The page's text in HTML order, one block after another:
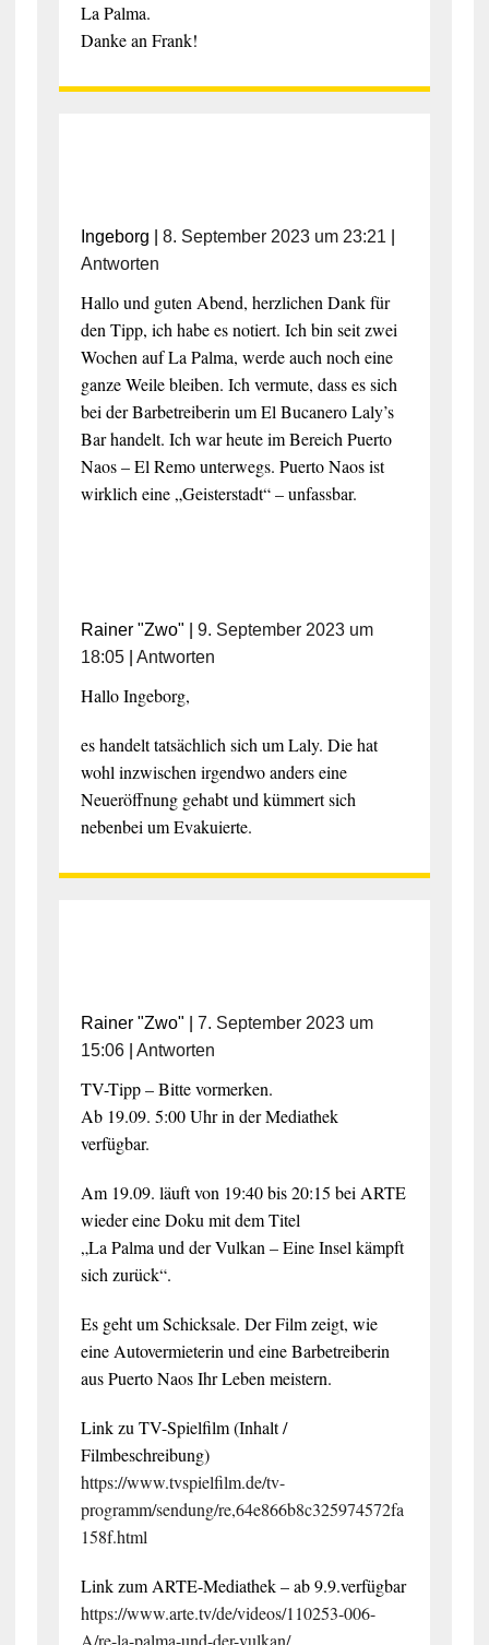
La Palma.
Danke an Frank!
Ingeborg 8. September 2023 um 23:21
Antworten
Hallo und guten Abend, herzlichen Dank für
den Tipp, ich habe es notiert. Ich bin seit zwei
Wochen auf La Palma, werde auch noch eine
ganze Weile bleiben. Ich vermute, dass es sich
bei der Barbetreiberin um El Bucanero Laly’s
Bar handelt. Ich war heute im Bereich Puerto
Naos – El Remo unterwegs. Puerto Naos ist
wirklich eine „Geisterstadt“ – unfassbar.
Rainer "Zwo"
9. September 2023 um
18:05| Antworten
Hallo Ingeborg,
es handelt tatsächlich sich um Laly. Die hat
wohl inzwischen irgendwo anders eine
Neueröffnung gehabt und kümmert sich
nebenbei um Evakuierte.
Rainer "Zwo"
7. September 2023 um
15:06| Antworten
TV-Tipp – Bitte vormerken.
Ab 19.09. 5:00 Uhr in der Mediathek
verfügbar.
Am 19.09. läuft von 19:40 bis 20:15 bei ARTE
wieder eine Doku mit dem Titel
„La Palma und der Vulkan – Eine Insel kämpft
sich zurück“.
Es geht um Schicksale. Der Film zeigt, wie
eine Autovermieterin und eine Barbetreiberin
aus Puerto Naos Ihr Leben meistern.
Link zu TV-Spielfilm (Inhalt /
Filmbeschreibung)
https://www.tvspielfilm.de/tv-
programm/sendung/re,64e866b8c325974572fa
158f.html
Link zum ARTE-Mediathek – ab 9.9.verfügbar
https://www.arte.tv/de/videos/110253-006-
A/re-la-palma-und-der-vulkan/